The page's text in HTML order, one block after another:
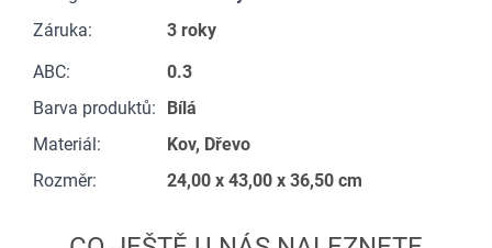
Záruka:
3 roky
ABC:
0.3
Barva produktů:
Bílá
Materiál :
Kov, Dřevo
Rozměr: 24,00 x 43,00 x 36,50 cm